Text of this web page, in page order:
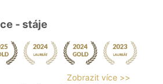
- stáje
Zobrazit více >>